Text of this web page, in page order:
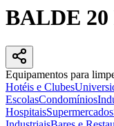
BALDE
Equipamentos para
Hotéis e Clubes
EscolasCondomínios
HospitaisSupermercados